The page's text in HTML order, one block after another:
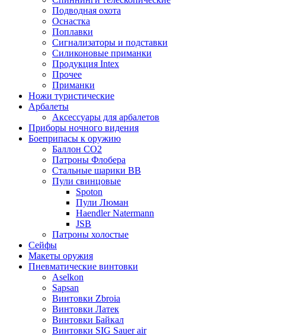
Подводная охота
Оснастка
Поплавки
Сигнализаторы и подставки
Силиконовые приманки
Продукция Intex
Прочее
Приманки
Ножи туристические
Арбалеты
Аксессуары для арбалетов
Приборы ночного видения
Боеприпасы к оружию
Баллон CO2
Патроны Флобера
Стальные шарики ВВ
Пули свинцовые
Spoton
Пули Люман
Haendler Natermann
JSB
Патроны холостые
Сейфы
Макеты оружия
Пневматические винтовки
Aselkon
Sapsan
Винтовки Zbroia
Винтовки Латек
Винтовки Байкал
Винтовки SIG Sauer air